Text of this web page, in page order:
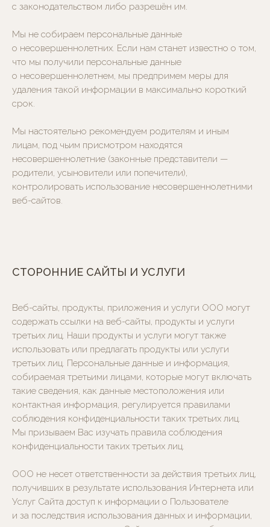
с законодательством либо разрешён им.
Мы не собираем персональные данные
о несовершеннолетних. Если нам станет известно о том,
что мы получили персональные данные
о несовершеннолетнем, мы предпримем меры для
удаления такой информации в максимально короткий
срок.
Мы настоятельно рекомендуем родителям и иным
лицам, под чьим присмотром находятся
несовершеннолетние (законные представители —
родители, усыновители или попечители),
контролировать использование несовершеннолетними
веб-сайтов.
СТОРОННИЕ САЙТЫ И УСЛУГИ
Веб-сайты, продукты, приложения и услуги ООО могут
содержать ссылки на веб-сайты, продукты и услуги
третьих лиц. Наши продукты и услуги могут также
использовать или предлагать продукты или услуги
третьих лиц. Персональные данные и информация,
собираемая третьими лицами, которые могут включать
такие сведения, как данные местоположения или
контактная информация, регулируется правилами
соблюдения конфиденциальности таких третьих лиц.
Мы призываем Вас изучать правила соблюдения
конфиденциальности таких третьих лиц.
ООО не несет ответственности за действия третьих лиц,
получивших в результате использования Интернета или
Услуг Сайта доступ к информации о Пользователе
и за последствия использования данных и информации,
Третьяковская /
Новокузнецкая — 3 мин. от метро,
Онлайн-сервисы и документы
Онлайн-консультации с врачами
Документов онлайн перед визитом
Запись на прием
Заявка на справку из налогового вычета
Онлайн-оплата